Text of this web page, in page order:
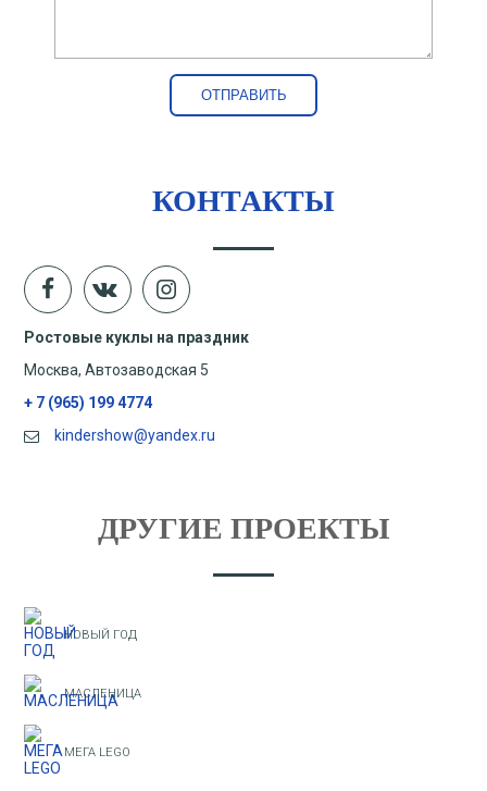
КОНТАКТЫ
Ростовые куклы на праздник
Москва, Автозаводская 5
+ 7 (965) 199 4774
kindershow@yandex.ru
ДРУГИЕ ПРОЕКТЫ
НОВЫЙ ГОД
МАСЛЕНИЦА
МЕГА LEGO